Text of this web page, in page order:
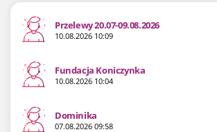
Przelewy 20.07-09.08.2026
10.08.2026 10:09
Fundacja Koniczynka
10.08.2026 10:04
Dominika
07.08.2026 09:58